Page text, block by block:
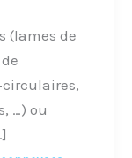
(lames de
…) ou